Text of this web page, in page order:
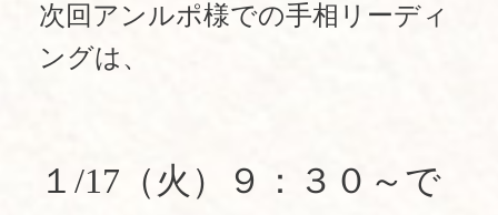
次回アンルポ様での手相リーディ
ングは、
１/17（火）９：３０～で